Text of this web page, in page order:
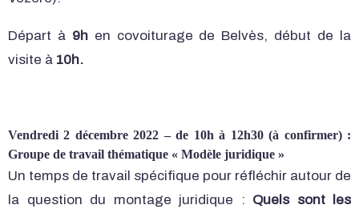
Départ à 9hen covoiturage de Belvès, début de la
visite à 10h.
Vendredi 2 décembre 2022 – de 10h à 12h30 (à confirmer) :
Groupe de travail thématique « Modèle juridique »
Un temps de travail spécifique pour réfléchir autour de
la question du montage juridique : Quels sont les